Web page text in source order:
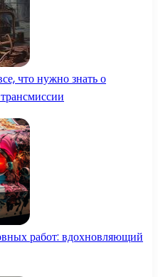
что нужно знать о
работ: вдохновляющий